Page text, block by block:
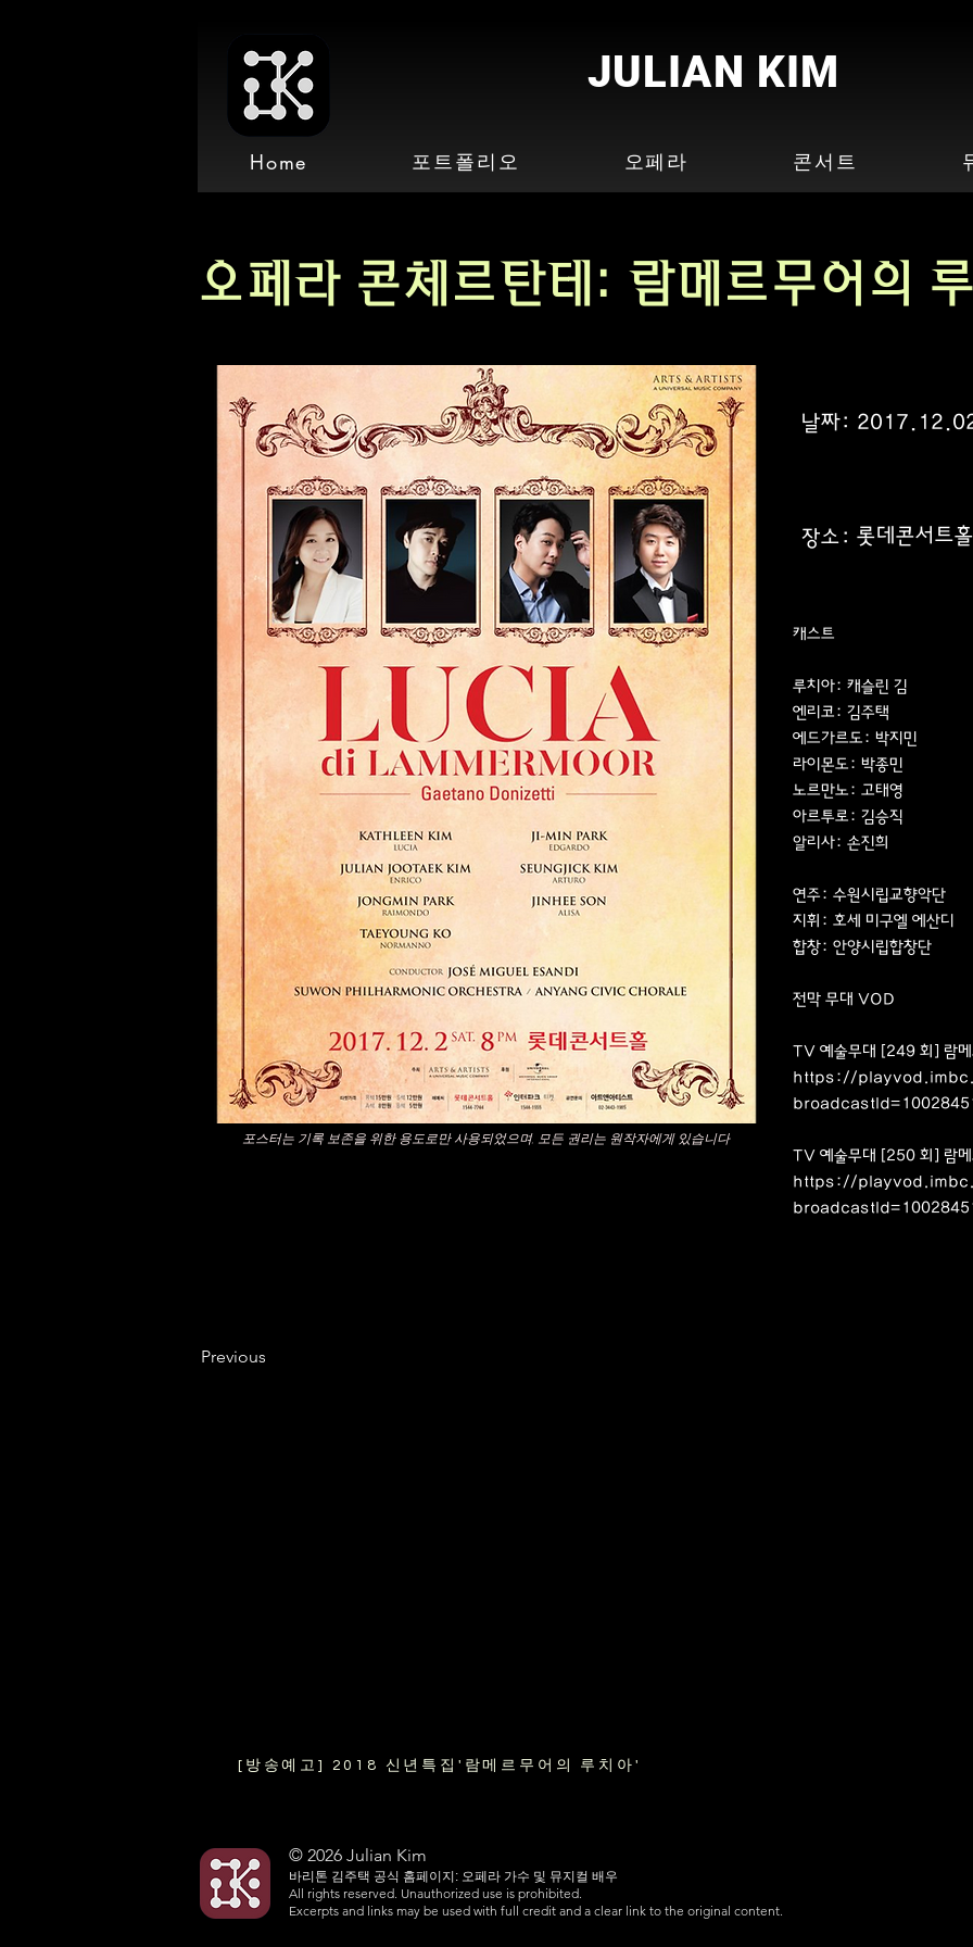
JULIAN KIM
Home 포트폴리오 오페라 콘서트
오페라 콘체르탄테: 람메르무어의
포스터는 기록 보존을 위한 용도로만 사용되었으며, 모든 권리는 원작자에게 있습니다
날짜:
장소: 롯데콘서트홀
캐스트
루치아: 캐슬린 김
엔리코: 김주택
에드가르도: 박지민
라이몬도: 박종민
노르만노: 고태영
아르투로: 김승직
알리사: 손진희
연주: 수원시립교향악단
지휘: 호세 미구엘 에산디
합창: 안양시립합창단
전막 무대 VOD
TV 예술무대 [249 회] 람메
https://
TV 예술무대 [250 회] 람메
https://
Previous
[방송예고] 2018 신년특집'람메르무어의 루치아'
© 2026 Julian Kim
​바리톤 김주택 공식 홈페이지: 오페라 가수 및 뮤지컬 배우
All rights reserved. Unauthorized use is prohibited.
Excerpts and links may be used with full credit and a clear link to the original content.